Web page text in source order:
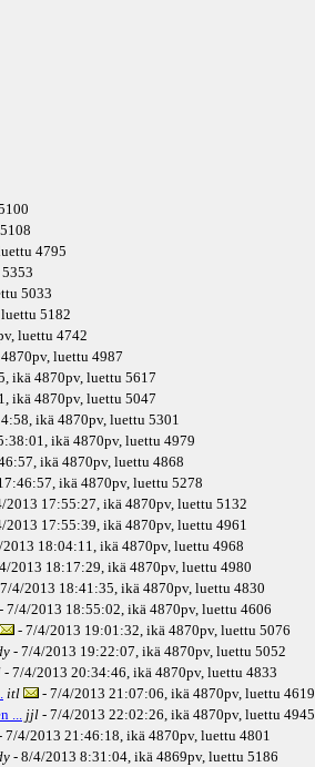
4795
5033
5182
, luettu 4742
4870pv, luettu 4987
ikä 4870pv, luettu 5617
ikä 4870pv, luettu 5047
ikä 4870pv, luettu 5301
ikä 4870pv, luettu 4979
ikä 4870pv, luettu 4868
ikä 4870pv, luettu 5278
2013 17:55:27, ikä 4870pv, luettu 5132
2013 17:55:39, ikä 4870pv, luettu 4961
18:04:11, ikä 4870pv, luettu 4968
2013 18:17:29, ikä 4870pv, luettu 4980
4/2013 18:41:35, ikä 4870pv, luettu 4830
- 7/4/2013 18:55:02, ikä 4870pv, luettu 4606
- 7/4/2013 19:01:32, ikä 4870pv, luettu 5076
- 7/4/2013 19:22:07, ikä 4870pv, luettu 5052
- 7/4/2013 20:34:46, ikä 4870pv, luettu 4833
itl - 7/4/2013 21:07:06, ikä 4870pv, luettu 4619
...
jjl - 7/4/2013 22:02:26, ikä 4870pv, luettu 4945
7/4/2013 21:46:18, ikä 4870pv, luettu 4801
- 8/4/2013 8:31:04, ikä 4869pv, luettu 5186